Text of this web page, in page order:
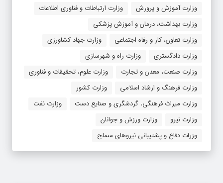
وزارت آموزش و پرورش
وزارت ارتباطات و فناوری اطلاعات
وزارت بهداشت، درمان و آموزش پزشکی
وزارت تعاون، کار و رفاه اجتماعی
وزارت جهاد کشاورزی
وزارت دادگستری
وزارت راه و شهرسازی
وزارت صنعت، معدن و تجارت
وزارت علوم، تحقیقات و فناوری
وزارت فرهنگ و ارشاد اسلامی
وزارت کشور
وزارت میراث فرهنگی، گردشگری و صنایع دست
وزارت نفت
وزارت نیرو
وزارت ورزش و جوانان
وزرات دفاع و پشتیبانی نیروهای مسلح